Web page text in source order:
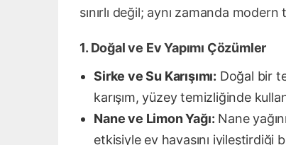
sınırlı değil; aynı zamanda
1. Doğal ve Ev Yapımı Çözümler
Sirke ve Su Karışımı: Doğal bir
karışım, yüzey temizliğinde
Nane ve Limon Yağı: Nane
etkisiyle ev havasını iyileştirdiği